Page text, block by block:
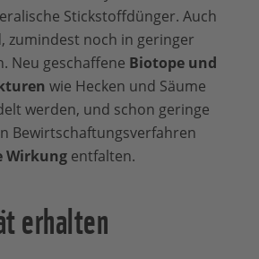
Stickstoffdünger. Auch
zumindest noch in geringer
Neu geschaffene Biotope und
wie Hecken und Säume
werden, und schon geringe
Bewirtschaftungsverfahren
Wirkung entfalten.
erhalten